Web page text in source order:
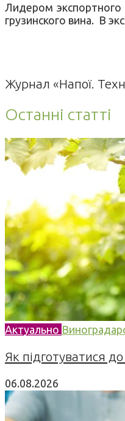
Лидером экспортного
грузинского вина. В
Журнал «Напої.
Останні статті
Актуально
Як підготуватися
06.08.2026